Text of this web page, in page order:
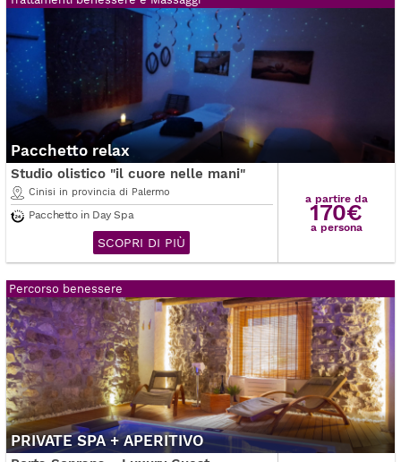
Pacchetto relax
Studio olistico "il cuore nelle mani"
Cinisi in provincia di Palermo
Pacchetto in Day Spa
SCOPRI DI PIÙ
a partire da
170€
a persona
Percorso benessere
PRIVATE SPA + APERITIVO